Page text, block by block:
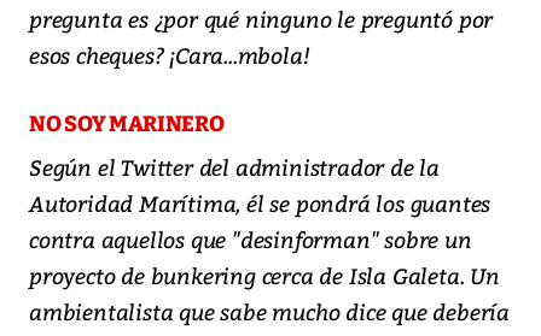
pregunta es ¿por qué ninguno le preguntó por
esos cheques? ¡Cara...mbola!
NO SOY MARINERO
Según el Twitter del administrador de la
Autoridad Marítima, él se pondrá los guantes
contra aquellos que "desinforman" sobre un
proyecto de bunkering cerca de Isla Galeta. Un
ambientalista que sabe mucho dice que debería